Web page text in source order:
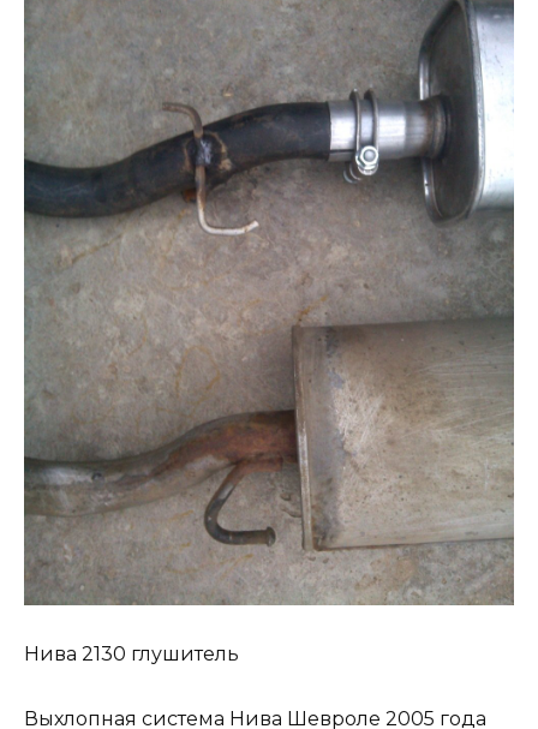
Нива 2130 глушитель
Выхлопная система Нива Шевроле 2005 года